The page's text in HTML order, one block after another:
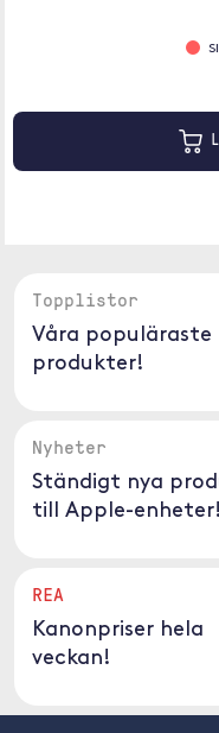
Topplistor
Våra populäraste
produkter!
Nyheter
Ständigt nya
till Apple-enheter!
REA
Kanonpriser hela
veckan!